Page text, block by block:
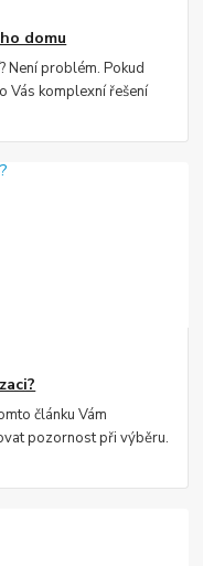
domu
Není problém. Pokud
Vás komplexní řešení
článku Vám
pozornost při výběru.